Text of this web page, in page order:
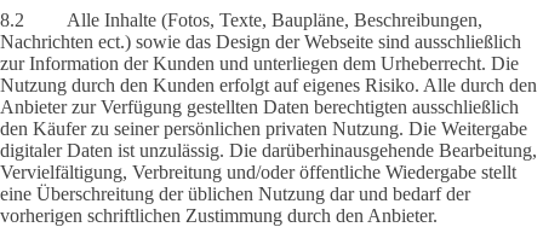
8.2 Alle Inhalte (Fotos, Texte, Baupläne, Beschreibungen,
Nachrichten ect.) sowie das Design der Webseite sind ausschließlich
zur Information der Kunden und unterliegen dem Urheberrecht. Die
Nutzung durch den Kunden erfolgt auf eigenes Risiko. Alle durch den
Anbieter zur Verfügung gestellten Daten berechtigten ausschließlich
den Käufer zu seiner persönlichen privaten Nutzung. Die Weitergabe
digitaler Daten ist unzulässig. Die darüberhinausgehende Bearbeitung,
Vervielfältigung, Verbreitung und/oder öffentliche Wiedergabe stellt
eine Überschreitung der üblichen Nutzung dar und bedarf der
vorherigen schriftlichen Zustimmung durch den Anbieter.